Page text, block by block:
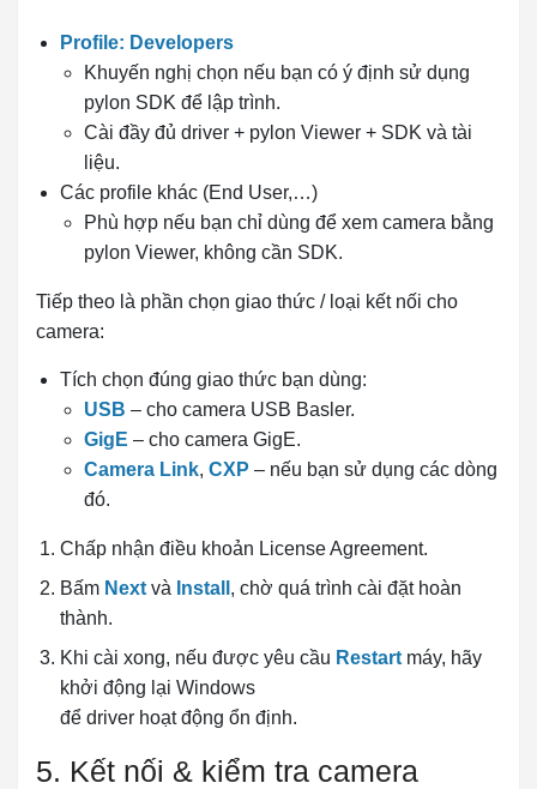
Profile: Developers
Khuyến nghị chọn nếu bạn có ý định sử dụng
pylon SDK để lập trình.
Cài đầy đủ driver + pylon Viewer + SDK và tài
liệu.
Các profile khác (End User,…)
Phù hợp nếu bạn chỉ dùng để xem camera bằng
pylon Viewer, không cần SDK.
Tiếp theo là phần chọn giao thức / loại kết nối cho
camera:
Tích chọn đúng giao thức bạn dùng:
USB – cho camera USB Basler.
GigE – cho camera GigE.
Camera Link, CXP – nếu bạn sử dụng các dòng
đó.
Chấp nhận điều khoản License Agreement.
Bấm Next và Install , chờ quá trình cài đặt hoàn
thành.
Khi cài xong, nếu được yêu cầu Restart máy, hãy
khởi động lại Windows
để driver hoạt động ổn định.
5. Kết nối & kiểm tra camera